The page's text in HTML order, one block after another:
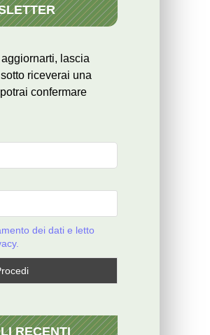
lascia
riceverai una
confermare
dei dati e letto
RECENTI